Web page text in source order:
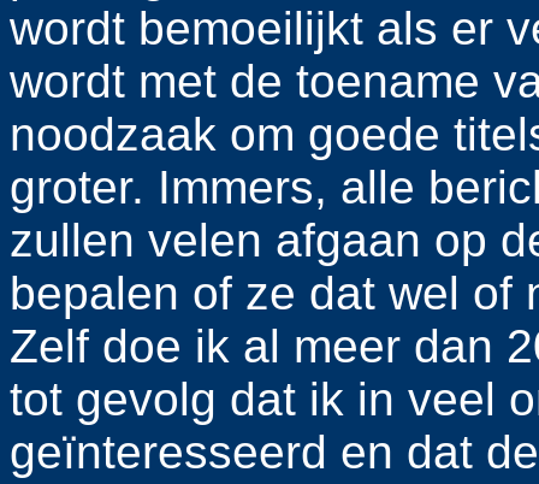
wordt bemoeilijkt als er
wordt met de toename
noodzaak om goede
groter. Immers, alle
zullen velen afgaan op
bepalen of ze dat wel of
Zelf doe ik al meer dan
tot gevolg dat ik in veel
geïnteresseerd en dat